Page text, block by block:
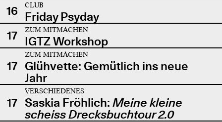
16
CLUB
Friday Psyday
17
ZUM MITMACHEN
IGTZ Workshop
17
ZUM MITMACHEN
Glühvette: Gemütlich ins neue
Jahr
17
VERSCHIEDENES
Saskia Fröhlich: Meine kleine
scheiss Drecksbuchtour 2.0